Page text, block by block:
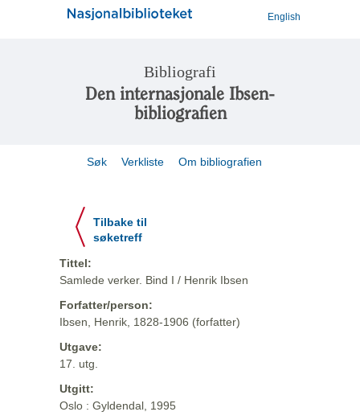
English
Bibliografi
Den internasjonale Ibsen-
bibliografien
Søk Verkliste Om bibliografien
Tilbake til
søketreff
Tittel:
Samlede verker. Bind I / Henrik Ibsen
Forfatter/person:
Ibsen, Henrik, 1828-1906 (forfatter)
Utgave:
17. utg.
Utgitt:
Oslo : Gyldendal, 1995